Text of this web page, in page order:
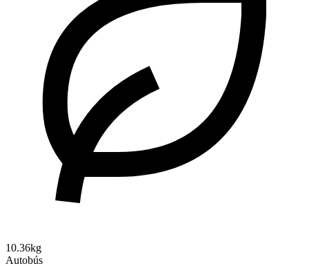
10.36kg
Autobús